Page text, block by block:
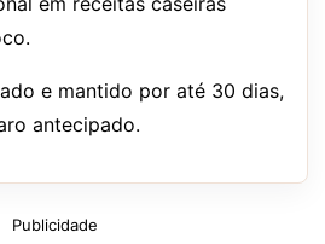
e mantido por até 30 dias,
antecipado.
Publicidade